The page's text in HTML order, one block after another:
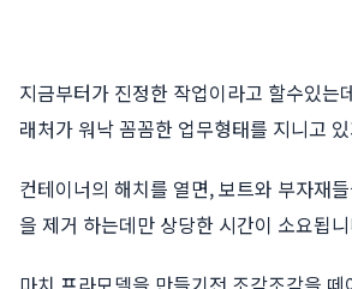
지금부터가 진정한 작업이라고 할수있는
래처가 워낙 꼼꼼한 업무형태를 지니고
컨테이너의 해치를 열면, 보트와 부자재
을 제거 하는데만 상당한 시간이 소요됩